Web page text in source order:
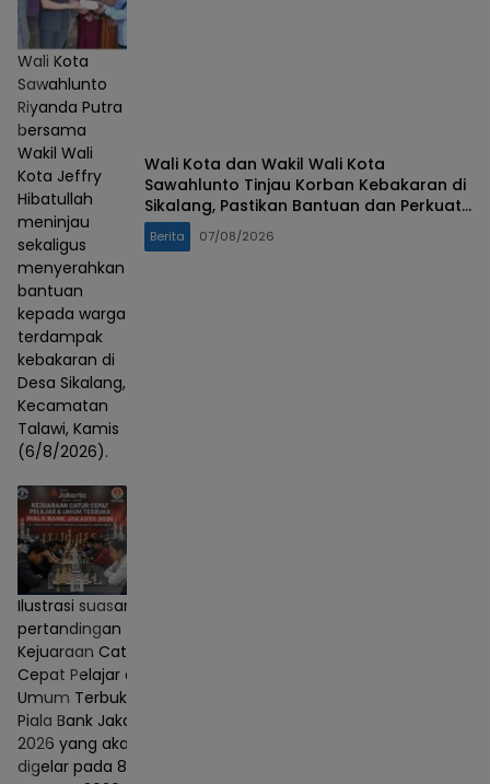
Wali Kota
Sawahlunto
Riyanda Putra
bersama
Wakil Wali
Kota Jeffry
Hibatullah
meninjau
sekaligus
menyerahkan
bantuan
kepada warga
terdampak
kebakaran di
Desa Sikalang,
Kecamatan
Talawi, Kamis
(6/8/2026).
Wali Kota dan Wakil Wali Kota
Sawahlunto Tinjau Korban Kebakaran di
Sikalang, Pastikan Bantuan dan Perkuat
Mitigasi Bencana
Berita 07/08/2026
Ilustrasi suasana
pertandingan
Kejuaraan Catur
Cepat Pelajar dan
Umum Terbuka
Piala Bank Jakarta
2026 yang akan
digelar pada 8–9